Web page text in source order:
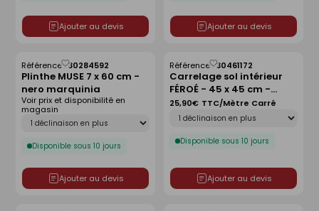
Ajouter au devis Ajouter au devis
Plinthe MUSE 7 x 60 cm -
nero marquinia
Référence :30284592
Déclinaison
Disponible sous 10 jours
Voir prix et disponibilité en
magasin
Ajouter au devis
Enregistrer
comme
liste
Carrelage sol intérieur
FÉROÉ - 45 x 45 cm -
ép.9,5mm - greige
Référence :30461172
Disponible sous 10 jours
25,90€ TTC/Mètre Carré
Ajouter au devis
Enregistrer
comme
liste